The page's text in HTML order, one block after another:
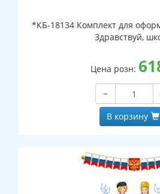
*КБ-18134 Комплект для
Здравствуй,
Цена розн:
−
В корзину